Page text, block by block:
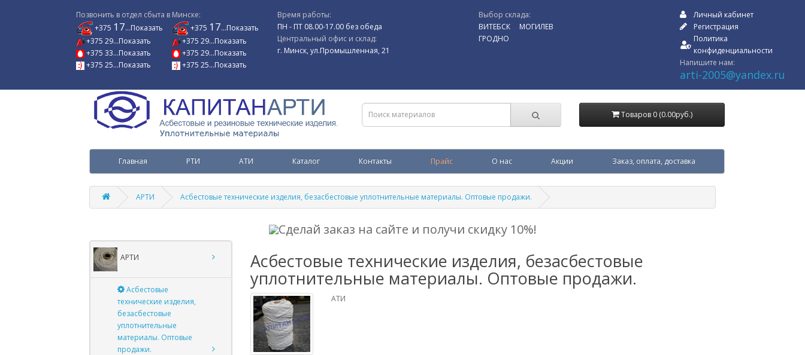
Позвонить в отдел сбыта в Минске:
+375 17...Показать
+375 29...Показать
+375 33...Показать
+375 25...Показать
+375 17...Показать
+375 29...Показать
+375 29...Показать
+375 25...Показать
Время работы:
ПН - ПТ 08.00-17.00 без обеда
Центральный офис и склад:
г. Минск, ул.Промышленная, 21
Выбор склада:
ВИТЕБСК
ГРОДНО
МОГИЛЕВ
Личный кабинет
Регистрация
Политика
конфиденциальности
Напишите нам:
arti-2005@yandex.ru
Товаров 0 (0.00руб.)
Главная РТИ АТИ Каталог Контакты Прайс О нас Акции Заказ, оплата, доставка
АРТИ Асбестовые технические изделия, безасбестовые уплотнительные материалы. Оптовые продажи.
Сделай заказ на сайте и получи скидку 10%!
АРТИ
Асбестовые
технические изделия,
безасбестовые
уплотнительные
материалы. Оптовые
продажи.
Асбестовые технические изделия, безасбестовые
уплотнительные материалы. Оптовые продажи.
АТИ